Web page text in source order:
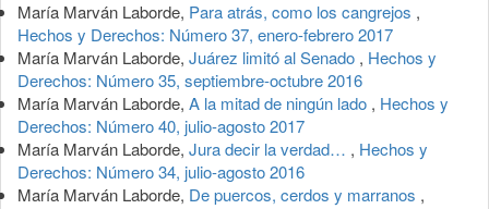
María Marván Laborde, Para atrás, como los cangrejos ,
Hechos y Derechos: Número 37, enero-febrero 2017
María Marván Laborde, Juárez limitó al Senado , Hechos y
Derechos: Número 35, septiembre-octubre 2016
María Marván Laborde, A la mitad de ningún lado , Hechos y
Derechos: Número 40, julio-agosto 2017
María Marván Laborde, Jura decir la verdad… , Hechos y
Derechos: Número 34, julio-agosto 2016
María Marván Laborde, De puercos, cerdos y marranos ,